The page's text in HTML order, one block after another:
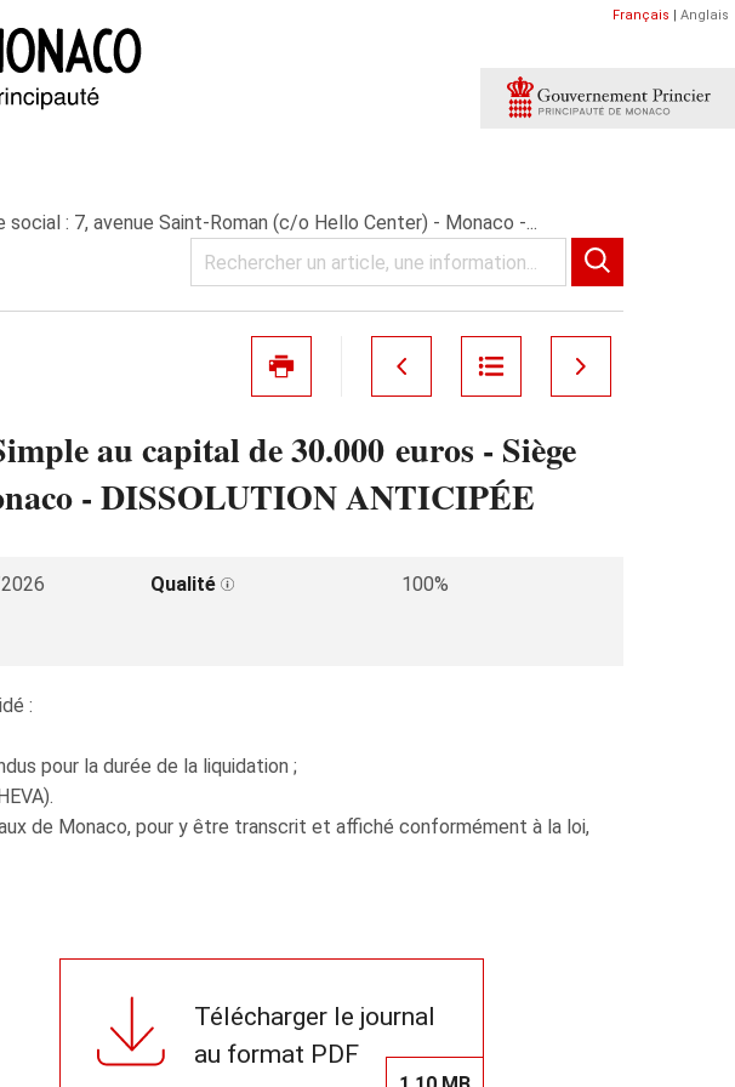
Français | Anglais
: 7, avenue Saint-Roman (c/o Hello Center) - Monaco -...
au capital de 30.000 euros - Siège
- DISSOLUTION ANTICIPÉE
Qualité
100%
:
pour la durée de la liquidation ;
de Monaco, pour y être transcrit et affiché conformément à la loi,
Télécharger le journal
au format PDF